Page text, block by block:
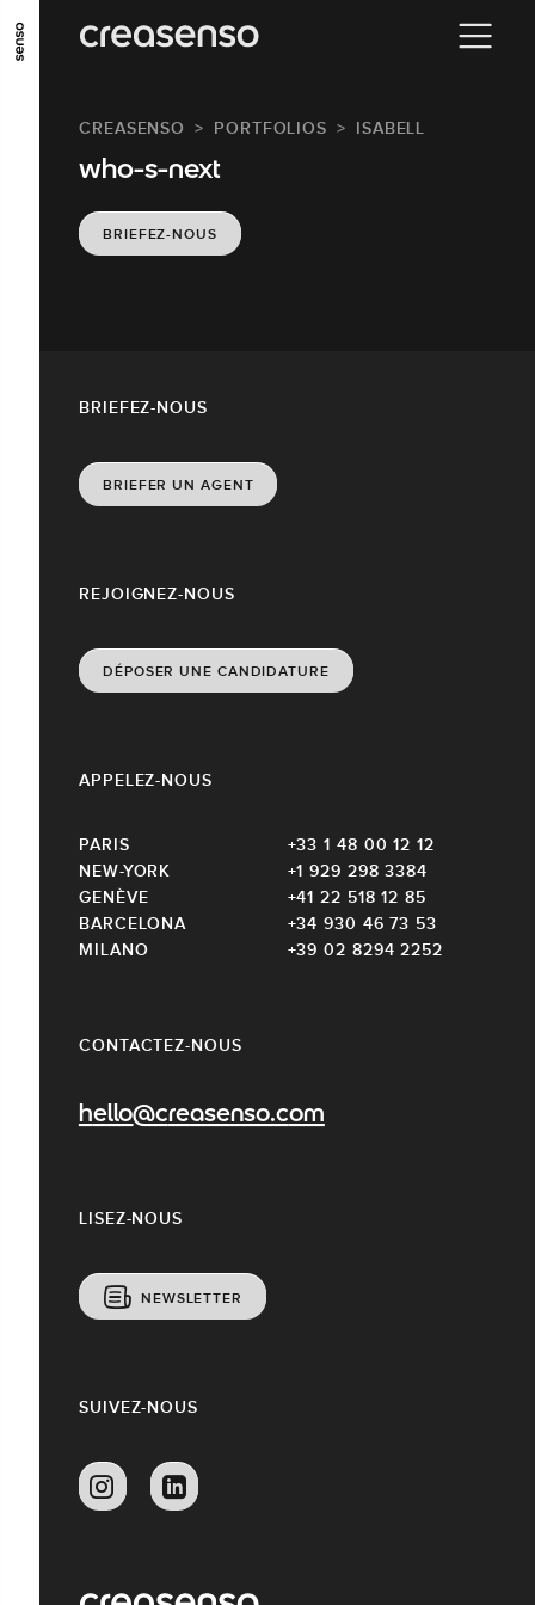
ALLER AU CONTENU PRINCIPAL
ALLER EN BAS DE PAGE
CREASENSO PORTFOLIOS ISABELL
who-s-next
BRIEFEZ-NOUS
CONTACTEZ-NOUS
hello@creasenso.com
REJOIGNEZ-NOUS
DÉPOSER UNE CANDIDATURE
LISEZ-NOUS
NEWSLETTER
APPELEZ-NOUS
PARIS
+33 1 48 00 12 12
NEW-YORK
+1 929 298 3384
GENÈVE
+41 22 518 12 85
BARCELONA
+34 930 46 73 53
MILANO
+39 02 8294 2252
BRIEFEZ-NOUS
BRIEFER UN AGENT
SUIVEZ-NOUS